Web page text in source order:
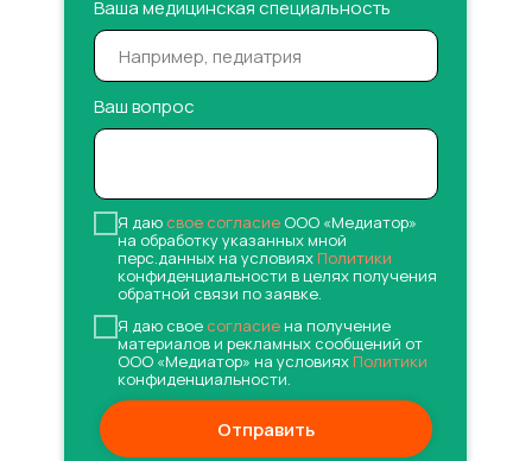
Ваша медицинская специальность
Ваш вопрос
Я даю свое согласие ООО «Медиатор»
на обработку указанных мной
перс.данных на условиях Политики
конфиденциальности в целях получения
обратной связи по заявке.
Я даю свое согласие на получение
материалов и рекламных сообщений от
ООО «Медиатор» на условиях Политики
конфиденциальности.
Отправить